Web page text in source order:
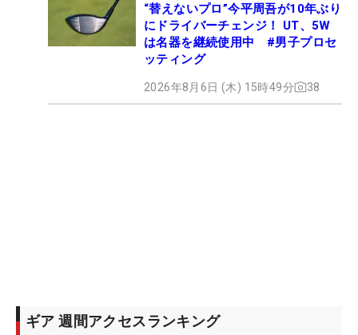
“替えないプロ”今平周吾が10年ぶり
にドライバーチェンジ！ UT、5W
は名器を継続使用中 #男子プロセ
ッティング
2026年8月6日 (木) 15時49分 38
ギア 週間アクセスランキング